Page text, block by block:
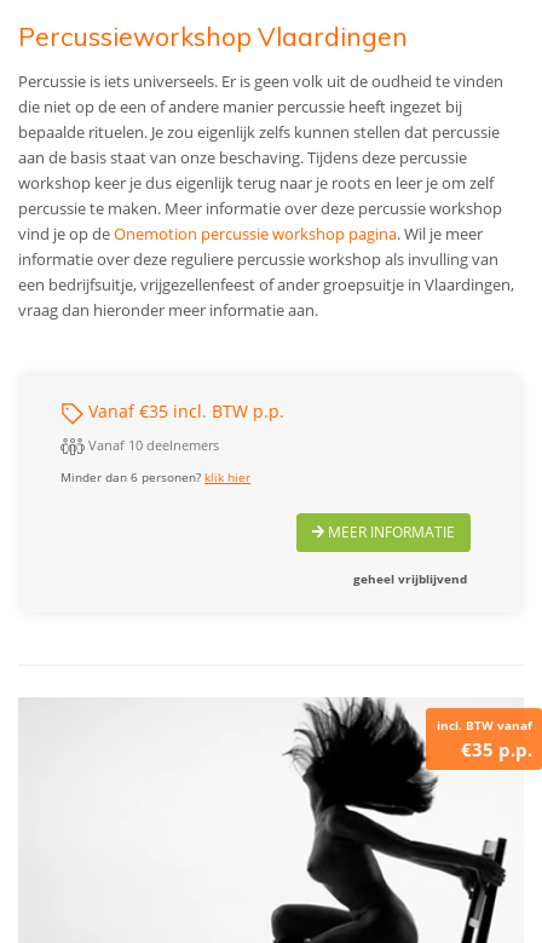
Percussieworkshop Vlaardingen
Percussie is iets universeels. Er is geen volk uit de oudheid te vinden
die niet op de een of andere manier percussie heeft ingezet bij
bepaalde rituelen. Je zou eigenlijk zelfs kunnen stellen dat percussie
aan de basis staat van onze beschaving. Tijdens deze percussie
workshop keer je dus eigenlijk terug naar je roots en leer je om zelf
percussie te maken. Meer informatie over deze percussie workshop
vind je op deOnemotion percussie workshop pagina. Wil je meer
informatie over deze reguliere percussie workshop als invulling van
een bedrijfsuitje, vrijgezellenfeest of ander groepsuitje in Vlaardingen,
vraag dan hieronder meer informatie aan.
Vanaf €35 incl. BTW p.p.
Vanaf 10 deelnemers
Minder dan 6 personen?klik hier
MEER INFORMATIE
geheel vrijblijvend
incl. BTW vanaf
€35 p.p.